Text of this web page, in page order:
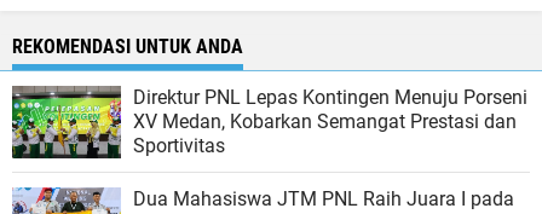
REKOMENDASI UNTUK ANDA
Direktur PNL Lepas Kontingen Menuju Porseni
XV Medan, Kobarkan Semangat Prestasi dan
Sportivitas
Dua Mahasiswa JTM PNL Raih Juara I pada